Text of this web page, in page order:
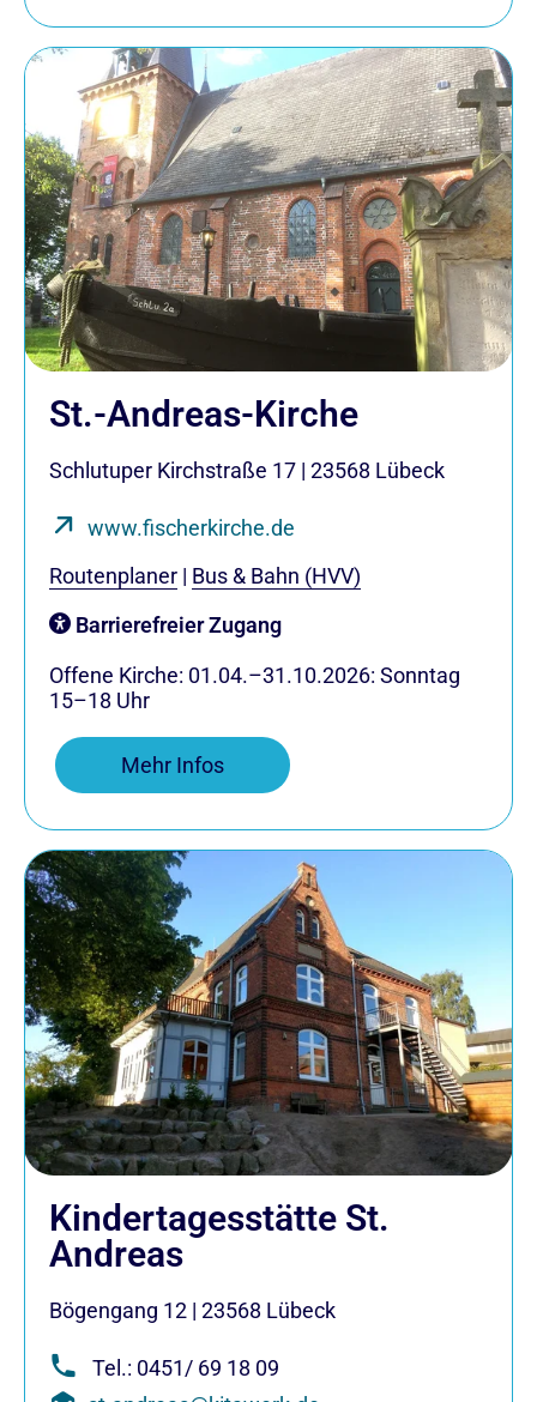
St.-Andreas-Kirche
Schlutuper Kirchstraße 17 | 23568 Lübeck
www.fischerkirche.de
Routenplaner | Bus & Bahn (HVV)
Barrierefreier Zugang
Offene Kirche: 01.04.–31.10.2026: Sonntag
15–18 Uhr
Mehr Infos
Kindertagesstätte St.
Andreas
Bögengang 12 | 23568 Lübeck
Tel.: 0451/ 69 18 09